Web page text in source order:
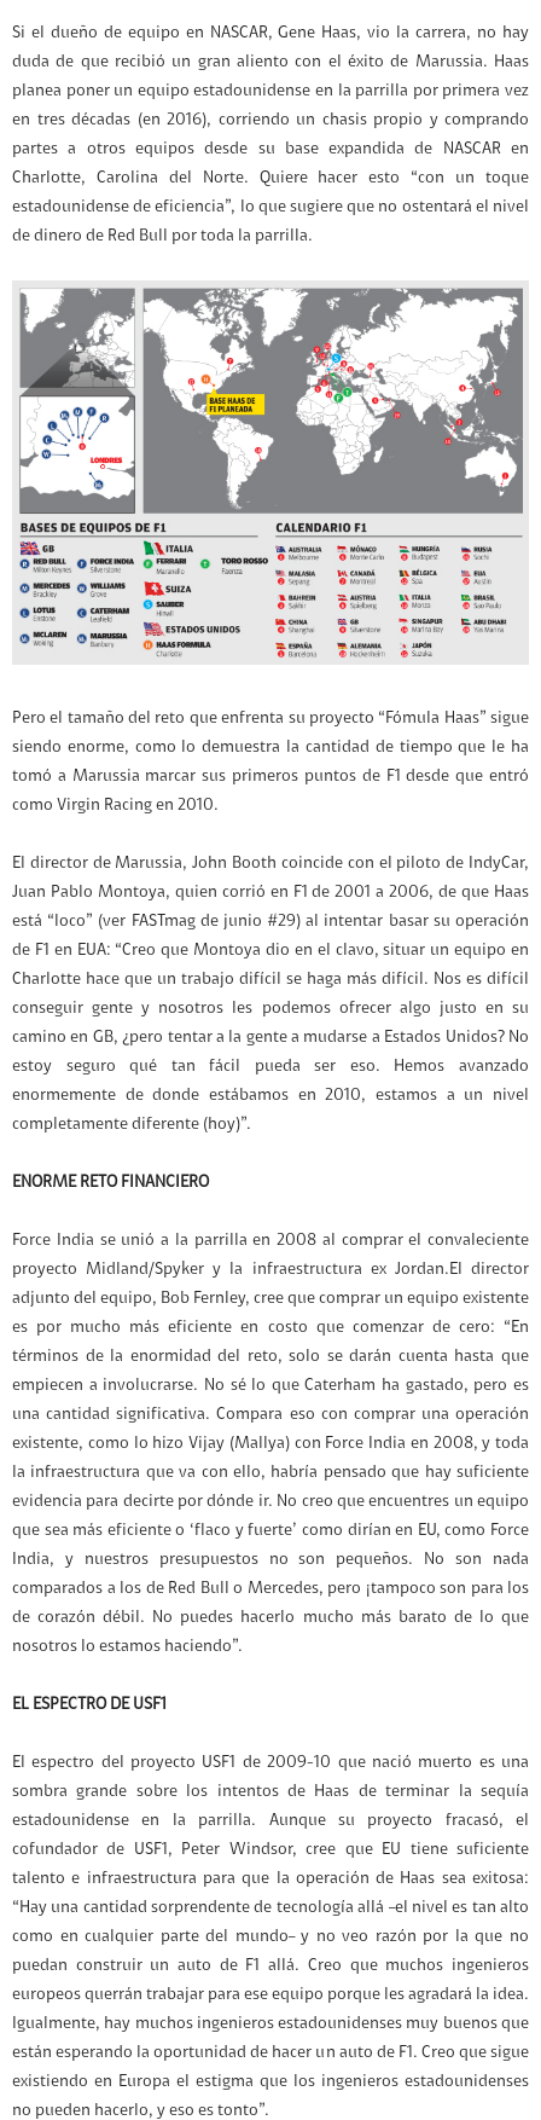
Si el dueño de equipo en NASCAR, Gene Haas, vio la carrera, no hay
duda de que recibió un gran aliento con el éxito de Marussia. Haas
planea poner un equipo estadounidense en la parrilla por primera vez
en tres décadas (en 2016), corriendo un chasis propio y comprando
partes a otros equipos desde su base expandida de NASCAR en
Charlotte, Carolina del Norte. Quiere hacer esto “con un toque
estadounidense de eficiencia”, lo que sugiere que no ostentará el nivel
de dinero de Red Bull por toda la parrilla.
Pero el tamaño del reto que enfrenta su proyecto “Fómula Haas” sigue
siendo enorme, como lo demuestra la cantidad de tiempo que le ha
tomó a Marussia marcar sus primeros puntos de F1 desde que entró
como Virgin Racing en 2010.
El director de Marussia, John Booth coincide con el piloto de IndyCar,
Juan Pablo Montoya, quien corrió en F1 de 2001 a 2006, de que Haas
está “loco” (ver FASTmag de junio #29) al intentar basar su operación
de F1 en EUA: “Creo que Montoya dio en el clavo, situar un equipo en
Charlotte hace que un trabajo difícil se haga más difícil. Nos es difícil
conseguir gente y nosotros les podemos ofrecer algo justo en su
camino en GB, ¿pero tentar a la gente a mudarse a Estados Unidos? No
estoy seguro qué tan fácil pueda ser eso. Hemos avanzado
enormemente de donde estábamos en 2010, estamos a un nivel
completamente diferente (hoy)”.
ENORME RETO FINANCIERO
Force India se unió a la parrilla en 2008 al comprar el convaleciente
proyecto Midland/Spyker y la infraestructura ex Jordan.El director
adjunto del equipo, Bob Fernley, cree que comprar un equipo existente
es por mucho más eficiente en costo que comenzar de cero: “En
términos de la enormidad del reto, solo se darán cuenta hasta que
empiecen a involucrarse. No sé lo que Caterham ha gastado, pero es
una cantidad significativa. Compara eso con comprar una operación
existente, como lo hizo Vijay (Mallya) con Force India en 2008, y toda
la infraestructura que va con ello, habría pensado que hay suficiente
evidencia para decirte por dónde ir. No creo que encuentres un equipo
que sea más eficiente o ‘flaco y fuerte’ como dirían en EU, como Force
India, y nuestros presupuestos no son pequeños. No son nada
comparados a los de Red Bull o Mercedes, pero ¡tampoco son para los
de corazón débil. No puedes hacerlo mucho más barato de lo que
nosotros lo estamos haciendo”.
EL ESPECTRO DE USF1
El espectro del proyecto USF1 de 2009-10 que nació muerto es una
sombra grande sobre los intentos de Haas de terminar la sequía
estadounidense en la parrilla. Aunque su proyecto fracasó, el
cofundador de USF1, Peter Windsor, cree que EU tiene suficiente
talento e infraestructura para que la operación de Haas sea exitosa:
“Hay una cantidad sorprendente de tecnología allá –el nivel es tan alto
como en cualquier parte del mundo– y no veo razón por la que no
puedan construir un auto de F1 allá. Creo que muchos ingenieros
europeos querrán trabajar para ese equipo porque les agradará la idea.
Igualmente, hay muchos ingenieros estadounidenses muy buenos que
están esperando la oportunidad de hacer un auto de F1. Creo que sigue
existiendo en Europa el estigma que los ingenieros estadounidenses
no pueden hacerlo, y eso es tonto”.